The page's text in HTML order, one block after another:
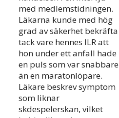
med medlemstidningen.
Läkarna kunde med hög
grad av säkerhet bekräfta
tack vare hennes ILR att
hon under ett anfall hade
en puls som var snabbare
än en maratonlöpare.
Läkare beskrev symptom
som liknar
skdespelerskan, vilket